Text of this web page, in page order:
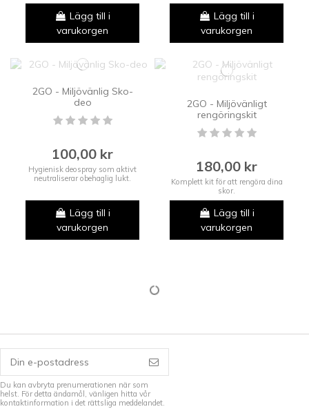
Lägg till i
varukorgen
Lägg till i
varukorgen
2GO - Miljövänlig Sko-
deo
100,00 kr
Hygienisk deospray som aktivt
neutraliserar obehaglig lukt.
Lägg till i
varukorgen
2GO - Miljövänligt
rengöringskit
180,00 kr
Komplett kit för att rengöra dina
skor.
Lägg till i
varukorgen
Du kan avbryta prenumerationen när som
helst. För detta ändamål, vänligen hitta vår
kontaktinformation i det rättsliga meddelandet.